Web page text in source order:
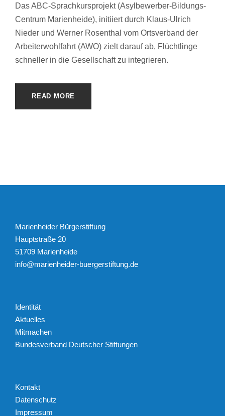
Das ABC-Sprachkursprojekt (Asylbewerber-Bildungs-
Centrum Marienheide), initiiert durch Klaus-Ulrich
Nieder und Werner Rosenthal vom Ortsverband der
Arbeiterwohlfahrt (AWO) zielt darauf ab, Flüchtlinge
schneller in die Gesellschaft zu integrieren.
READ MORE
Marienheider Bürgerstiftung
Hauptstraße 20
51709 Marienheide
info@marienheider-buergerstiftung.de
Identität
Aktuelles
Mitmachen
Bundesverband Deutscher Stiftungen
Kontakt
Datenschutz
Impressum